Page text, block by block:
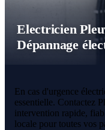
Electricien
Dépannage
En cas d'urgence
essentielle. Contactez
intervention rapide,
locale pour toutes vos